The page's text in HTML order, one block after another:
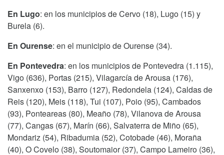
En Lugo: en los municipios de Cervo (18), Lugo (15) y
Burela (6).
En Ourense: en el municipio de Ourense (34).
En Pontevedra: en los municipios de Pontevedra (1.115),
Vigo (636), Portas (215), Vilagarcía de Arousa (176),
Sanxenxo (153), Barro (127), Redondela (124), Caldas de
Reis (120), Meis (118), Tui (107), Poio (95), Cambados
(93), Ponteareas (80), Meaño (78), Vilanova de Arousa
(77), Cangas (67), Marín (66), Salvaterra de Miño (65),
Mondariz (54), Ribadumia (52), Cotobade (46), Moraña
(40), O Covelo (38), Soutomaior (37), Campo Lameiro (36),